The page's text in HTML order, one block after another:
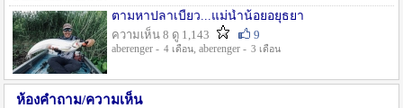
ตามหาปลาเบี้ยว...แม่น้ำน้อยอยุธยา
ความเห็น 8 ดู 1,143
9
aberenger - 4 เดือน, aberenger - 3 เดือน
ห้องคำถาม/ความเห็น